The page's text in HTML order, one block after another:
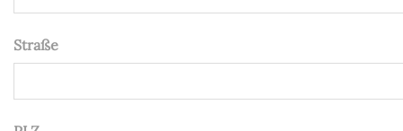
Straße